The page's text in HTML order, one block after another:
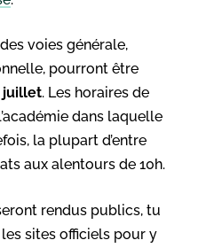
voies générale,
pourront être
juillet. Les horaires de
dans laquelle
la plupart d’entre
aux alentours de 10h.
rendus publics, tu
les sites officiels pour y